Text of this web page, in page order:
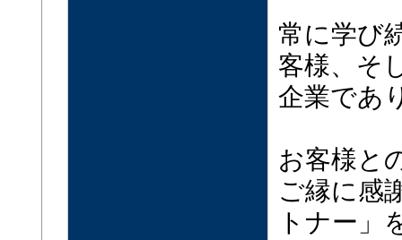
常に学び
客様、そ
企業であ
お客様と
ご縁に感
トナー」